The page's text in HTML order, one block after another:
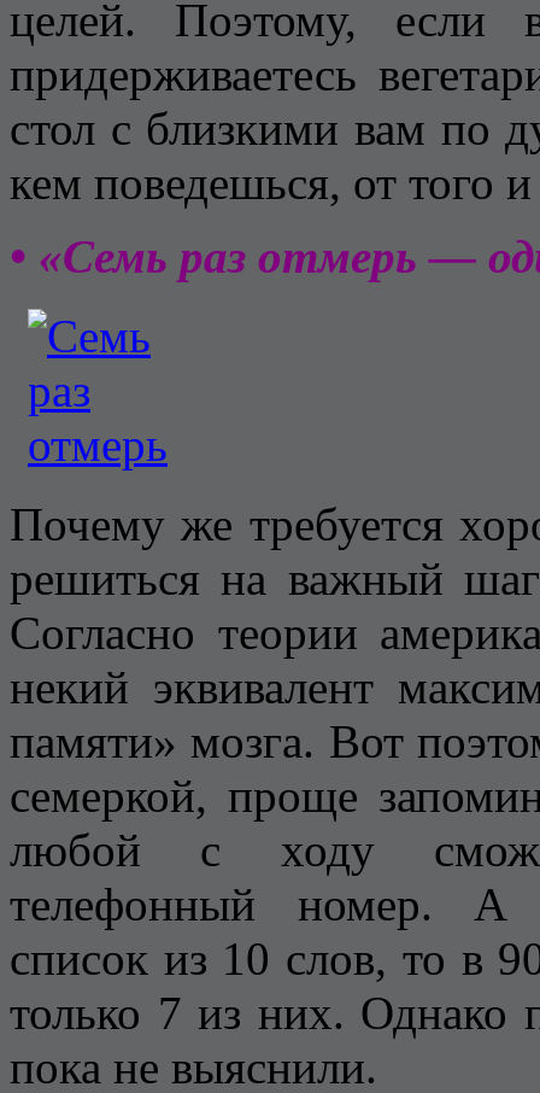
целей. Поэтому, если
придерживаетесь
стол с близкими вам по
кем поведешься, от того
• «Семь раз отмерь —
Почему же требуется
решиться на важный
Согласно теории
некий эквивалент
памяти» мозга. Вот
семеркой, проще
любой с ходу
телефонный номер. А
список из 10 слов, то в
только 7 из них. Однако
пока не выяснили.